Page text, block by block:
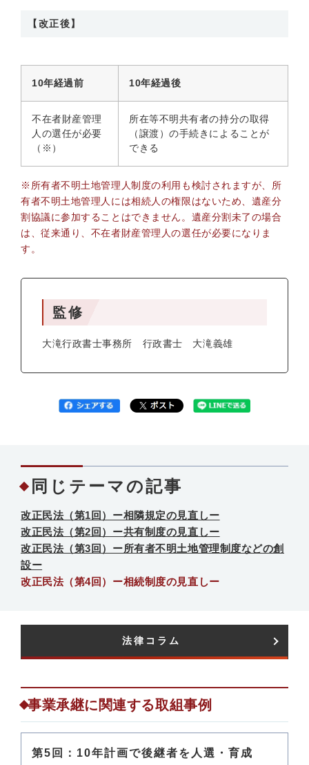
【改正後】
10年経過前 10年経過後
不在者財産管理
人の選任が必要
（※）
所在等不明共有者の持分の取得
（譲渡）の手続きによることが
できる
※所有者不明土地管理人制度の利用も検討されますが、所
有者不明土地管理人には相続人の権限はないため、遺産分
割協議に参加することはできません。遺産分割未了の場合
は、従来通り、不在者財産管理人の選任が必要になりま
す。
監修
大滝行政書士事務所 行政書士 大滝義雄
同じテーマの記事
改正民法（第1回）ー相隣規定の見直しー
改正民法（第2回）ー共有制度の見直しー
改正民法（第3回）ー所有者不明土地管理制度などの創
設ー
改正民法（第4回）ー相続制度の見直しー
法律コラム​
事業承継に関連する取組事例
第5回：10年計画で後継者を人選・育成